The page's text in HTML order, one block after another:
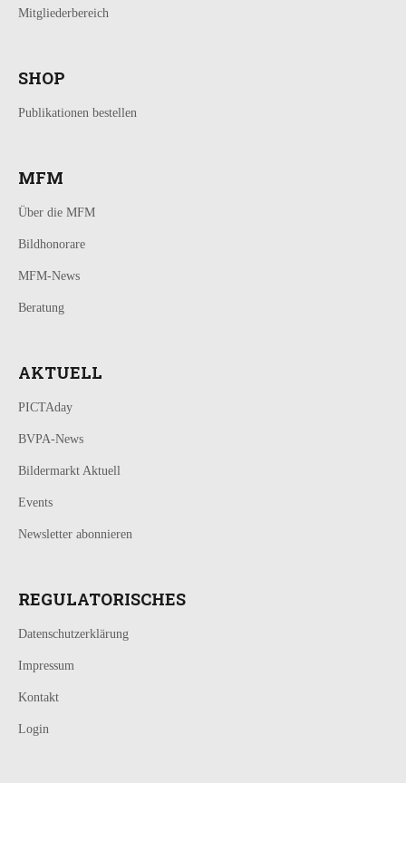
Mitgliederbereich
SHOP
Publikationen bestellen
MFM
Über die MFM
Bildhonorare
MFM-News
Beratung
AKTUELL
PICTAday
BVPA-News
Bildermarkt Aktuell
Events
Newsletter abonnieren
REGULATORISCHES
Datenschutzerklärung
Impressum
Kontakt
Login